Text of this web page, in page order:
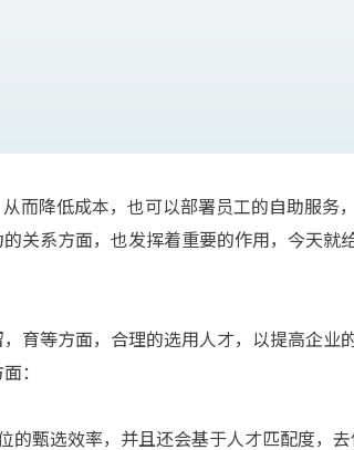
而降低成本，也可以部署员工的自助服务
关系方面，也发挥着重要的作用，今天就
育等方面，合理的选用人才，以提高企业
：
的甄选效率，并且还会基于人才匹配度，